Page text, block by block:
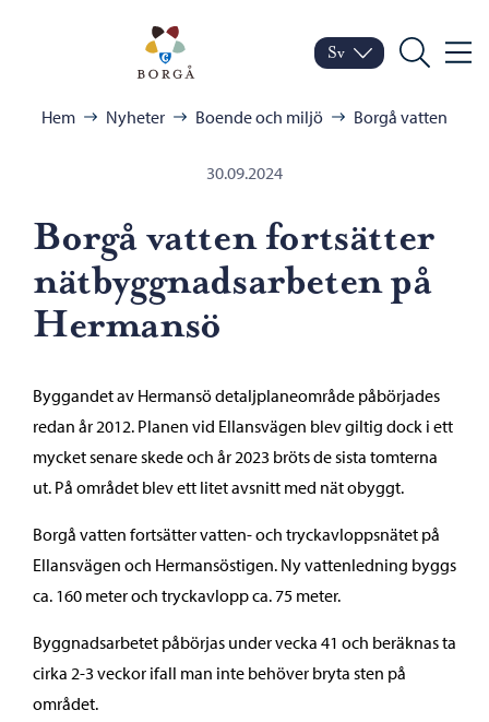
Porvoo – Gå till
Byt språk
Nuvarande språk:
Sv
Sök Meny
Bläddra:
Hem Nyheter Boende och miljö Borgå vatten
30.09.2024
Borgå vatten fortsätter
nätbyggnadsarbeten på
Hermansö
Byggandet av Hermansö detaljplaneområde påbörjades
redan år 2012. Planen vid Ellansvägen blev giltig dock i ett
mycket senare skede och år 2023 bröts de sista tomterna
ut. På området blev ett litet avsnitt med nät obyggt.
Borgå vatten fortsätter vatten- och tryckavloppsnätet på
Ellansvägen och Hermansöstigen. Ny vattenledning byggs
ca. 160 meter och tryckavlopp ca. 75 meter.
Byggnadsarbetet påbörjas under vecka 41 och beräknas ta
cirka 2-3 veckor ifall man inte behöver bryta sten på
området.